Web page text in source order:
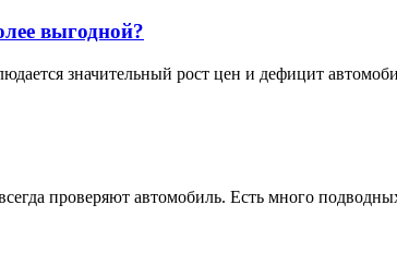
выгодной?
значительный рост цен и дефицит
проверяют автомобиль. Есть много